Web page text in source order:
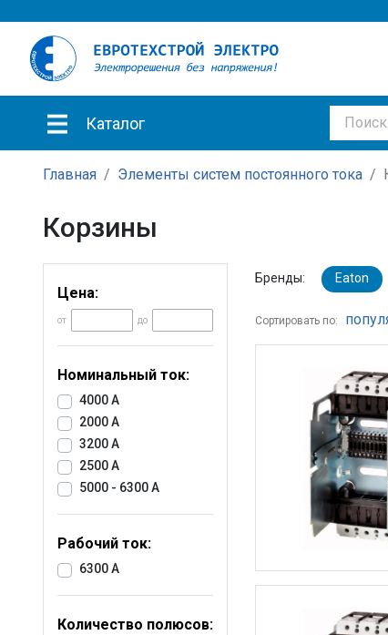
Каталог
Главная Элементы систем постоянного тока
Корзины
Цена:
от до
Номинальный ток:
4000 A
2000 A
3200 A
2500 A
5000 - 6300 A
Рабочий ток:
6300 A
Количество полюсов:
Бренды: Eaton
Сортировать по: